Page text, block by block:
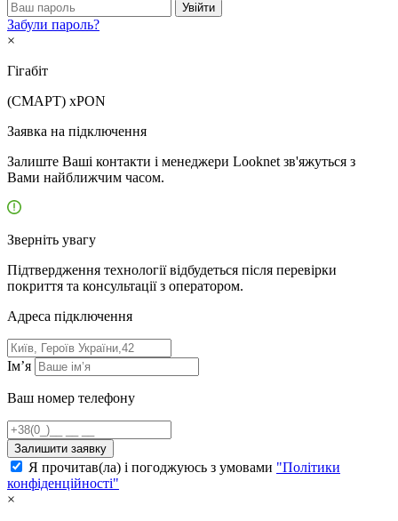
Увійти
Забули пароль?
×
Гігабіт
(СМАРТ) xPON
Заявка на підключення
Залиште Ваші контакти і менеджери Looknet зв'яжуться з
Вами найближчим часом.
Зверніть увагу
Підтвердження технології відбудеться після перевірки
покриття та консультації з оператором.
Адресa підключення
Ім’я
Ваш номер телефону
Залишити заявку
Я прочитав(ла) і погоджуюсь з умовами "Політики
конфіденційності"
×